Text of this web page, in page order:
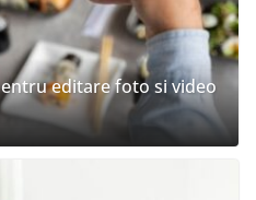
editare foto si video